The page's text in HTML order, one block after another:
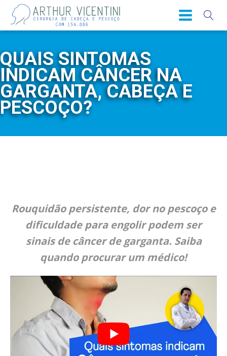
QUAIS SINTOMAS
INDICAM CÂNCER NA
GARGANTA, CABEÇA E
PESCOÇO?
Rouquidão persistente, dor no pescoço e
dificuldade para engolir podem ser
sinais de câncer de garganta. Saiba
quando procurar um médico!